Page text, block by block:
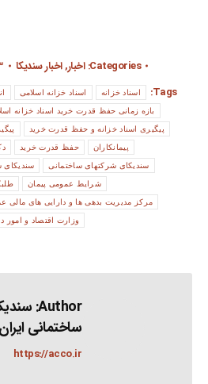
Categories: اخبار,اخبار سندیکا
Tags:
اسناد خزانه اسناد خزانه اسلامی
بازه زمانی حفظ قدرت خرید اسناد خزانه
پیگیری اسناد خزانه و حفظ قدرت خرید
پیمانکاران حفظ قدرت خرید
سندیکای شرکتهای ساختمانی سندیکای
شرایط عمومی پیمان
مرکز مدیریت بدهی ها و دارایی های مالی
وزارت اقتصاد و امور
Author:
ساختمانی ایران
https://acco.ir